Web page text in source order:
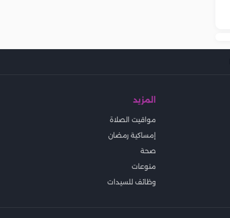
المزيد
مواقيت الصلاة
إمساكية رمضان
صحة
منوعات
وظائف للسيدات